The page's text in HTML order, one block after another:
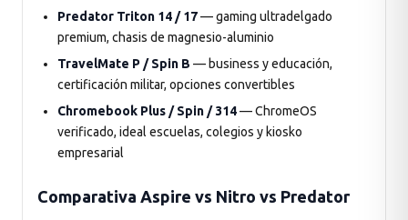
Predator Triton 14 / 17— gaming ultradelgado
premium, chasis de magnesio-aluminio
TravelMate P / Spin B — business y educación,
certificación militar, opciones convertibles
Chromebook Plus / Spin / 314— ChromeOS
verificado, ideal escuelas, colegios y kiosko
empresarial
Comparativa Aspire vs Nitro vs Predator